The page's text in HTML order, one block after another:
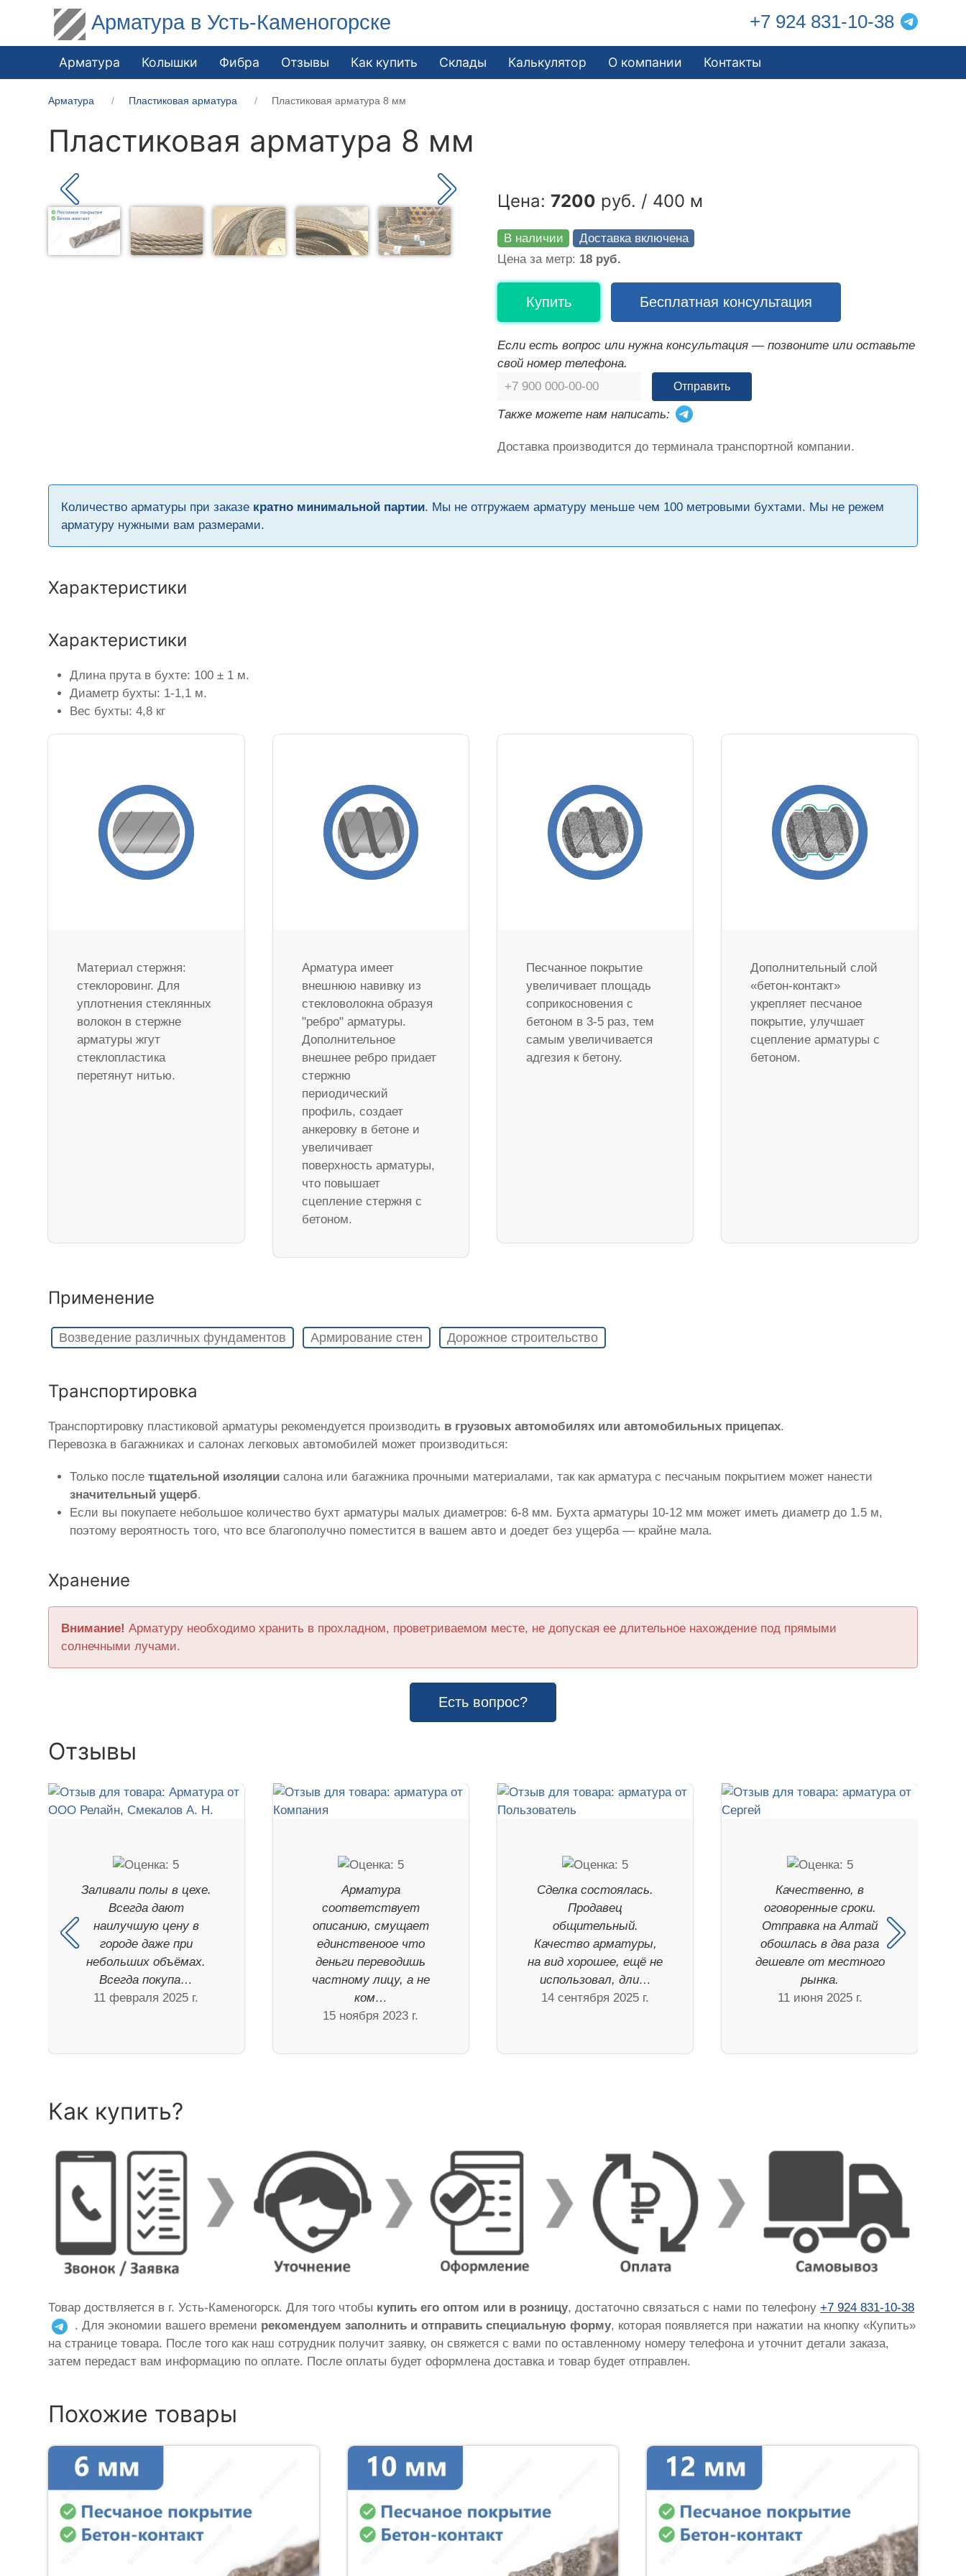
Арматура в Усть-Каменогорске +7 924 831-10-38
Арматура Колышки Фибра Отзывы Как купить Склады Калькулятор О компании Контакты
Арматура Пластиковая арматура Пластиковая арматура 8 мм
Пластиковая арматура 8 мм
Цена: 7200 руб. / 400 м
В наличии
Доставка включена
Цена за метр: 18 руб.
Купить Бесплатная консультация
Если есть вопрос или нужна консультация — позвоните или оставьте
свой номер телефона.
Отправить
Также можете нам написать:
Доставка производится до терминала транспортной компании.
Количество арматуры при заказе кратно минимальной партии. Мы не отгружаем арматуру меньше чем 100 метровыми бухтами. Мы не режем
арматуру нужными вам размерами.
Характеристики
Характеристики
Длина прута в бухте: 100 ± 1 м.
Диаметр бухты: 1-1,1 м.
Вес бухты: 4,8 кг
Материал стержня:
стеклоровинг. Для
уплотнения стеклянных
волокон в стержне
арматуры жгут
стеклопластика
перетянут нитью.
Арматура имеет
внешнюю навивку из
стекловолокна образуя
"ребро" арматуры.
Дополнительное
внешнее ребро придает
стержню
периодический
профиль, создает
анкеровку в бетоне и
увеличивает
поверхность арматуры,
что повышает
сцепление стержня с
бетоном.
Песчанное покрытие
увеличивает площадь
соприкосновения с
бетоном в 3-5 раз, тем
самым увеличивается
адгезия к бетону.
Дополнительный слой
«бетон-контакт»
укрепляет песчаное
покрытие, улучшает
сцепление арматуры с
бетоном.
Применение
Возведение различных фундаментов Армирование стен Дорожное строительство
Транспортировка
Транспортировку пластиковой арматуры рекомендуется производить в грузовых автомобилях или автомобильных прицепах.
Перевозка в багажниках и салонах легковых автомобилей может производиться:
Только послетщательной изоляции салона или багажника прочными материалами, так как арматура с песчаным покрытием может нанести
значительный ущерб.
Если вы покупаете небольшое количество бухт арматуры малых диаметров: 6-8 мм. Бухта арматуры 10-12 мм может иметь диаметр до 1.5 м,
поэтому вероятность того, что все благополучно поместится в вашем авто и доедет без ущерба — крайне мала.
Хранение
Внимание! Арматуру необходимо хранить в прохладном, проветриваемом месте, не допуская ее длительное нахождение под прямыми
солнечными лучами.
Есть вопрос?
Отзывы
Заливали полы в цехе.
Всегда дают
наилучшую цену в
городе даже при
небольших объёмах.
Всегда покупа…
11 февраля 2025 г.
Арматура
соответствует
описанию, смущает
единственоое что
деньги переводишь
частному лицу, а не
ком…
15 ноября 2023 г.
Сделка состоялась.
Продавец
общительный.
Качество арматуры,
на вид хорошее, ещё не
использовал, дли…
14 сентября 2025 г.
Качественно, в
оговоренные сроки.
Отправка на Алтай
обошлась в два раза
дешевле от местного
рынка.
11 июня 2025 г.
Как купить?
Товар доствляется в г. Усть-Каменогорск. Для того чтобы купить его оптом или в розницу, достаточно связаться с нами по телефону+7 924 831-10-38
. Для экономии вашего времени рекомендуем заполнить и отправить специальную форму, которая появляется при нажатии на кнопку «Купить»
на странице товара. После того как наш сотрудник получит заявку, он свяжется с вами по оставленному номеру телефона и уточнит детали заказа,
затем передаст вам информацию по оплате. После оплаты будет оформлена доставка и товар будет отправлен.
Похожие товары